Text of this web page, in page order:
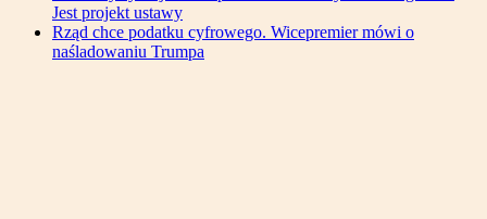
Jest projekt ustawy
Rząd chce podatku cyfrowego. Wicepremier mówi o
naśladowaniu Trumpa